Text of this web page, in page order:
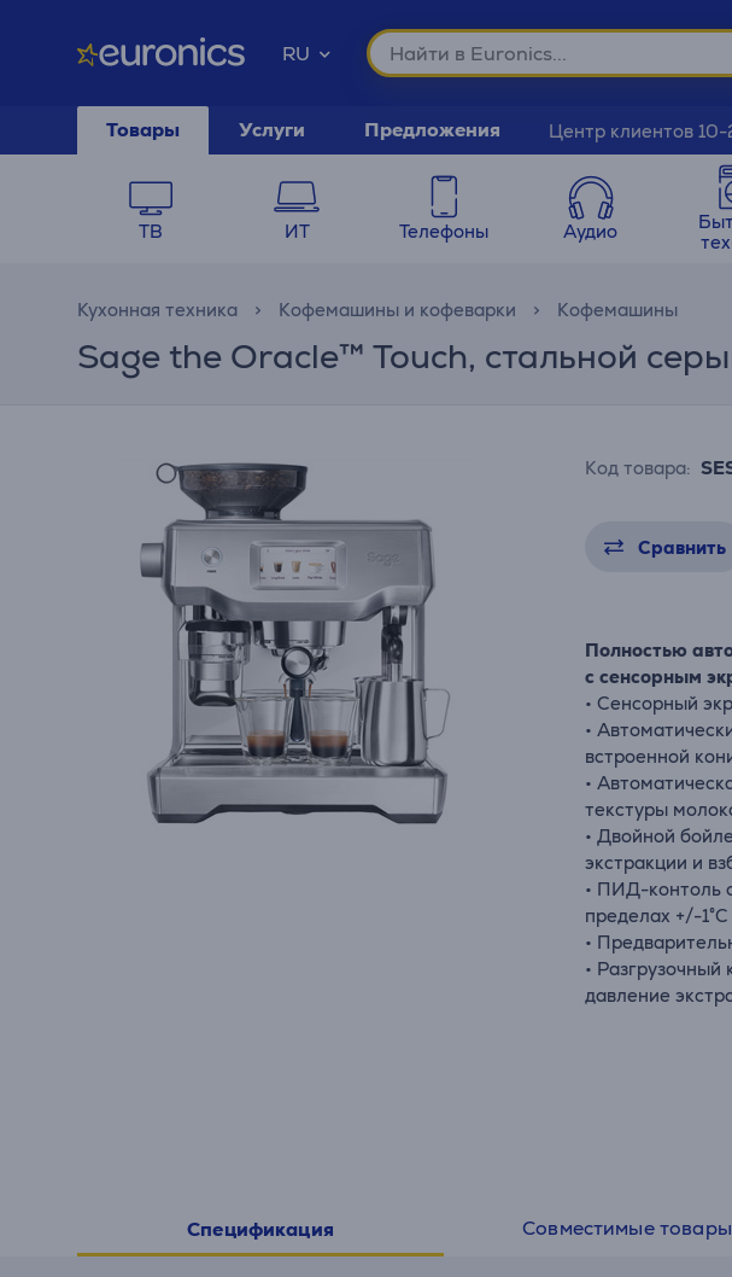
RU
Товары Услуги Предложения Центр клиентов 10-
ТВ ИТ Телефоны Аудио
Кухонная техника Кофемашины и кофеварки Кофемашины
Sage the Oracle™ Touch, стальной
Код товара:
Сравнить
Полностью
с сенсорным
• Сенсорный
•
встроенной
•
текстуры
• Двойной
экстракции и
• ПИД-контоль
пределах +/-1°C
•
•
давление
•
Спецификация Совместимые товары